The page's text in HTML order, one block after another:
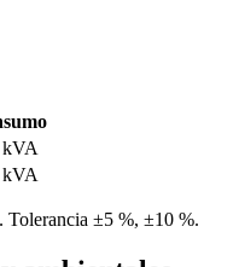
kVA
kVA
±5 %, ±10 %.